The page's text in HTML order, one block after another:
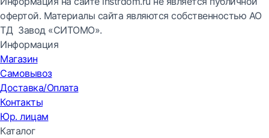
офертой. Материалы сайта являются собственностью АО
ТД Завод «СИТОМО».
Информация
Магазин
Самовывоз
Доставка/Оплата
Контакты
Юр. лицам
Каталог